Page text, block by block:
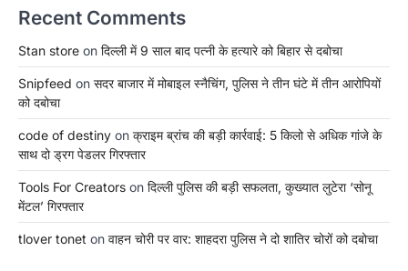
Recent Comments
Stan store on दिल्ली में 9 साल बाद पत्नी के हत्यारे को बिहार से दबोचा
Snipfeed on सदर बाजार में मोबाइल स्नैचिंग, पुलिस ने तीन घंटे में तीन आरोपियों
को दबोचा
code of destiny on क्राइम ब्रांच की बड़ी कार्रवाई: 5 किलो से अधिक गांजे के
साथ दो ड्रग पेडलर गिरफ्तार
Tools For Creators on दिल्ली पुलिस की बड़ी सफलता, कुख्यात लुटेरा ‘सोनू
मेंटल’ गिरफ्तार
tlover tonet on वाहन चोरी पर वार: शाहदरा पुलिस ने दो शातिर चोरों को दबोचा